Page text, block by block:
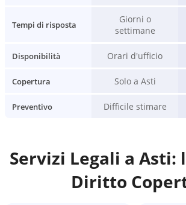
Tempi di risposta
Giorni o
settimane
Disponibilità Orari d'ufficio
Copertura Solo a Asti
Preventivo Difficile stimare
Servizi Legali a Asti:
Diritto